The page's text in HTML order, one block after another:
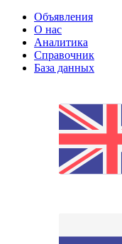
Объявления
О нас
Аналитика
Справочник
База данных